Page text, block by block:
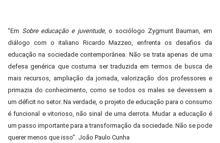
"Em Sobre educação e juventude,o sociólogo Zygmunt Bauman, em
diálogo com o italiano Ricardo Mazzeo, enfrenta os desafios da
educação na sociedade contemporânea. Não se trata apenas de uma
defesa genérica que costuma ser traduzida em termos de busca de
mais recursos, ampliação da jornada, valorização dos professores e
primazia do conhecimento, como se todos os males se devessem a
um déficit no setor. Na verdade, o projeto de educação para o consumo
é funcional e vitorioso, não sinal de uma derrota. Mudar a educação é
um passo importante para a transformação da sociedade. Não se pode
querer menos que isso". João Paulo Cunha